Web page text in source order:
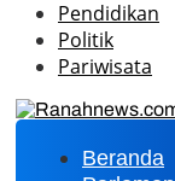
Pendidikan
Politik
Pariwisata
Beranda